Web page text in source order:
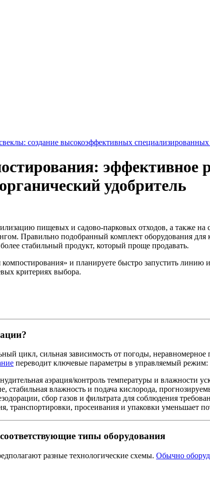
создание высокоэффективных
эффективное
удобритель
пищевых и садово-парковых отходов, а также
Правильно подобранный комплект оборудования для
стабильный продукт, который проще продавать.
и планируете быстро запустить линию
критериях выбора.
цикл, сильная зависимость от погоды, неравномерное
переводит ключевые параметры в управляемый режим:
аэрация/контроль температуры и влажности
влажность и подача кислорода,
сбор газов и фильтрата для соблюдения
транспортировки, просеивания и упаковки уменьшает
типы оборудования
разные технологические схемы. Обычно